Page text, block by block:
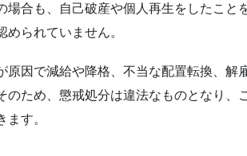
場合も、自己破産や個人再生をしたこと
められていません。
原因で減給や降格、不当な配置転換、解
のため、懲戒処分は違法なものとなり、
ます。